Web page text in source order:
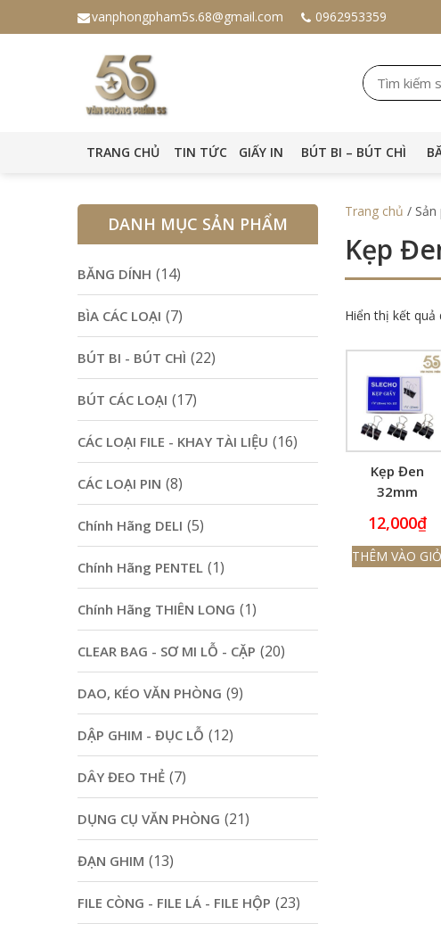
vanphongpham5s.68@gmail.com 0962953359
TRANG CHỦ TIN TỨC GIẤY IN BÚT BI – BÚT CHÌ
Trang chủ / Sản
Kẹp
Hiển thị kết quả
Kẹp Đen
32mm
12,000₫
THÊM VÀO GIỎ
DANH MỤC SẢN PHẨM
BĂNG DÍNH (14)
BÌA CÁC LOẠI (7)
BÚT BI - BÚT CHÌ (22)
BÚT CÁC LOẠI (17)
CÁC LOẠI FILE - KHAY TÀI LIỆU (16)
CÁC LOẠI PIN (8)
Chính Hãng DELI (5)
Chính Hãng PENTEL (1)
Chính Hãng THIÊN LONG (1)
CLEAR BAG - SƠ MI LỖ - CẶP (20)
DAO, KÉO VĂN PHÒNG (9)
DẬP GHIM - ĐỤC LỖ (12)
DÂY ĐEO THẺ (7)
DỤNG CỤ VĂN PHÒNG (21)
ĐẠN GHIM (13)
FILE CÒNG - FILE LÁ - FILE HỘP (23)